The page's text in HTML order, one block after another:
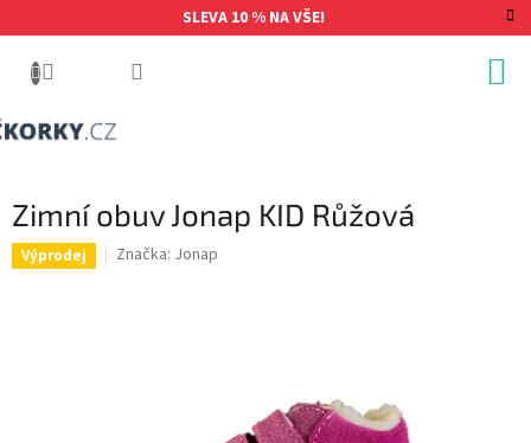
na
SLEVA 10 % NA VŠE!
Zimní obuv Jonap KID Růžová
Výprodej Značka: Jonap